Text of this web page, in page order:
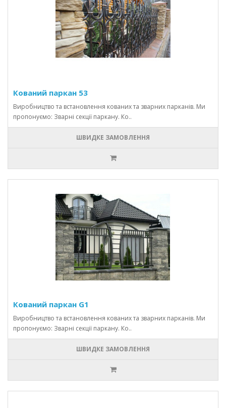
Кований паркан 53
Виробництво та встановлення кованих та зварних парканів. Ми
пропонуємо: Зварні секції паркану. Ко..
ШВИДКЕ ЗАМОВЛЕННЯ
Кований паркан G1
Виробництво та встановлення кованих та зварних парканів. Ми
пропонуємо: Зварні секції паркану. Ко..
ШВИДКЕ ЗАМОВЛЕННЯ